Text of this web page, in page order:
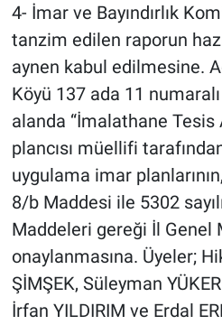
4- İmar ve Bayındırlık
tanzim edilen raporun
aynen kabul edilmesine.
Köyü 137 ada 11
alanda “İmalathane Tesis
plancısı müellifi
uygulama imar
8/b Maddesi ile 5302
Maddeleri gereği İl Genel
onaylanmasına. Üyeler;
ŞİMŞEK, Süleyman
İrfan YILDIRIM ve Erdal